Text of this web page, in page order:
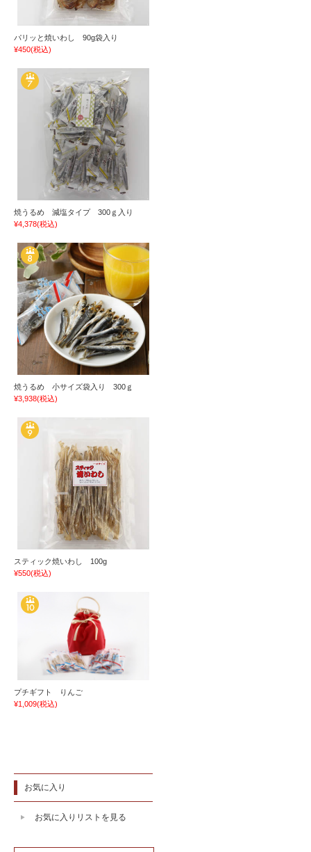
パリッと焼いわし 90g袋入り
¥450(税込)
焼うるめ 減塩タイプ 300ｇ入り
¥4,378(税込)
焼うるめ 小サイズ袋入り 300ｇ
¥3,938(税込)
スティック焼いわし 100g
¥550(税込)
プチギフト りんご
¥1,009(税込)
お気に入り
お気に入りリストを見る